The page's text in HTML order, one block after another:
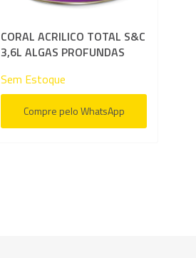
CORAL ACRILICO TOTAL S&C
3,6L ALGAS PROFUNDAS
Sem Estoque
Compre pelo WhatsApp